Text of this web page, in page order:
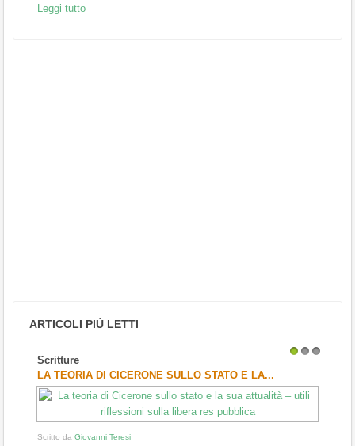
Leggi tutto
ARTICOLI PIÙ LETTI
Scritture
LA TEORIA DI CICERONE SULLO STATO E LA...
Scritto da Giovanni Teresi